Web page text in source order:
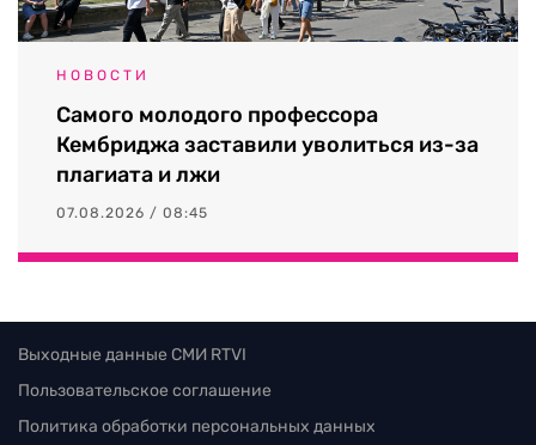
НОВОСТИ
Самого молодого профессора
Кембриджа заставили уволиться из-за
плагиата и лжи
07.08.2026 / 08:45
Выходные данные СМИ RTVI
Пользовательское соглашение
Политика обработки персональных данных